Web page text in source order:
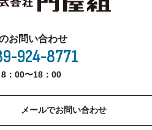
お問い合わせ
924-8771
：00〜18：00
メールでお問い合わせ